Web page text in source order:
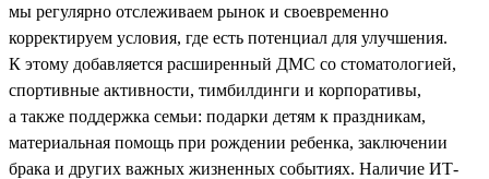
мы регулярно отслеживаем рынок и своевременно
корректируем условия, где есть потенциал для улучшения.
К этому добавляется расширенный ДМС со стоматологией,
спортивные активности, тимбилдинги и корпоративы,
а также поддержка семьи: подарки детям к праздникам,
материальная помощь при рождении ребенка, заключении
брака и других важных жизненных событиях. Наличие ИТ-